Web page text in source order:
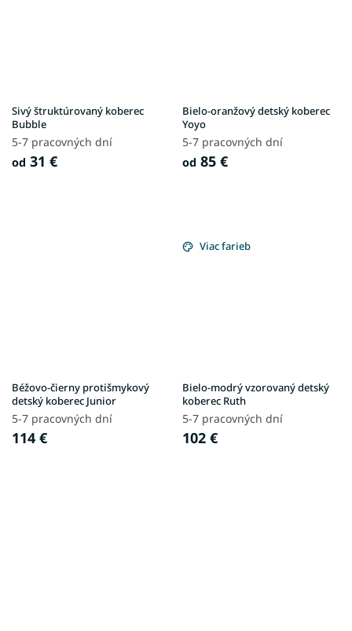
Sivý štruktúrovaný koberec
Bubble
5-7 pracovných dní
od 31 €
Bielo-oranžový detský koberec
Yoyo
5-7 pracovných dní
od 85 €
Béžovo-čierny protišmykový
detský koberec Junior
5-7 pracovných dní
114 €
Viac farieb
Bielo-modrý vzorovaný detský
koberec Ruth
5-7 pracovných dní
102 €